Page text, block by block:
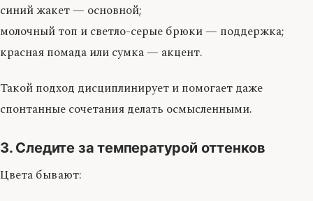
синий жакет — основной;
молочный топ и светло-серые брюки — поддержка;
красная помада или сумка — акцент.
Такой подход дисциплинирует и помогает даже
спонтанные сочетания делать осмысленными.
3. Следите за температурой оттенков
Цвета бывают: